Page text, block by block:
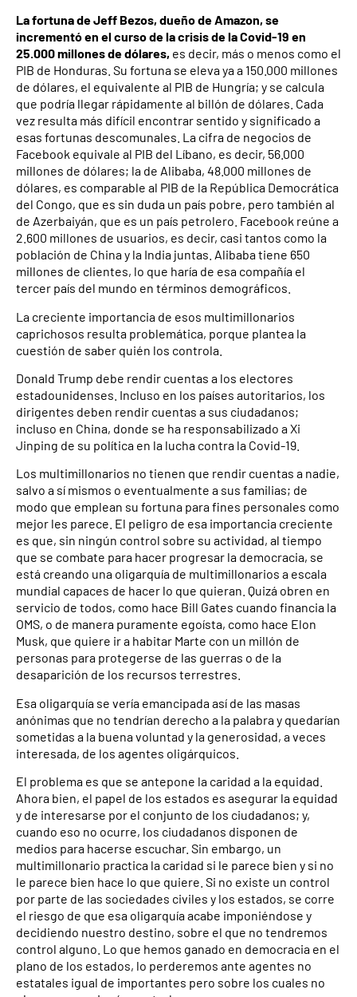
La fortuna de Jeff Bezos, dueño de Amazon, se
incrementó en el curso de la crisis de la Covid-19 en
25.000 millones de dólares, es decir, más o menos como el
PIB de Honduras. Su fortuna se eleva ya a 150.000 millones
de dólares, el equivalente al PIB de Hungría; y se calcula
que podría llegar rápidamente al billón de dólares. Cada
vez resulta más difícil encontrar sentido y significado a
esas fortunas descomunales. La cifra de negocios de
Facebook equivale al PIB del Líbano, es decir, 56.000
millones de dólares; la de Alibaba, 48.000 millones de
dólares, es comparable al PIB de la República Democrática
del Congo, que es sin duda un país pobre, pero también al
de Azerbaiyán, que es un país petrolero. Facebook reúne a
2.600 millones de usuarios, es decir, casi tantos como la
población de China y la India juntas. Alibaba tiene 650
millones de clientes, lo que haría de esa compañía el
tercer país del mundo en términos demográficos.
La creciente importancia de esos multimillonarios
caprichosos resulta problemática, porque plantea la
cuestión de saber quién los controla.
Donald Trump debe rendir cuentas a los electores
estadounidenses. Incluso en los países autoritarios, los
di­rigentes deben rendir cuentas a sus ciudadanos;
incluso en China, donde se ha respon­sabilizado a Xi
Jinping de su política en la lucha contra la Covid-19.
Los multimillonarios no ­tienen que rendir cuentas a nadie,
salvo a sí mismos o eventualmente a sus familias; de
modo que emplean su ­fortuna para fines personales como
mejor les parece. El ­peligro de esa importancia creciente
es que, sin ningún control sobre su actividad, al tiempo
que se combate para hacer progresar la demo­cracia, se
está creando una oligarquía de multimillonarios a escala
mundial capaces de hacer lo que quieran. Quizá obren en
servicio de todos, como hace Bill Gates cuando financia la
OMS, o de manera puramente egoísta, como hace Elon
Musk, que quiere ir a habitar Marte con un millón de
personas para protegerse de las guerras o de la
desaparición de los recursos terrestres.
Esa oligarquía se vería emancipada así de las masas
anónimas que no tendrían derecho a la palabra y quedarían
sometidas a la buena voluntad y la generosidad, a veces
interesada, de los agentes oligárquicos.
El problema es que se antepone la caridad a la equidad.
Ahora bien, el papel de los estados es asegurar la equidad
y de interesarse por el conjunto de los ciudadanos; y,
cuando eso no ocurre, los ciudadanos disponen de
medios para hacerse escuchar. Sin embargo, un
multimillonario practica la caridad si le parece bien y si no
le parece bien hace lo que quiere. Si no existe un control
por parte de las sociedades civiles y los estados, se corre
el riesgo de que esa oligarquía acabe imponiéndose y
decidiendo nuestro destino, sobre el que no tendremos
control alguno. Lo que hemos ganado en democracia en el
plano de los estados, lo perderemos ante agentes no
estatales igual de importantes pero sobre los cuales no